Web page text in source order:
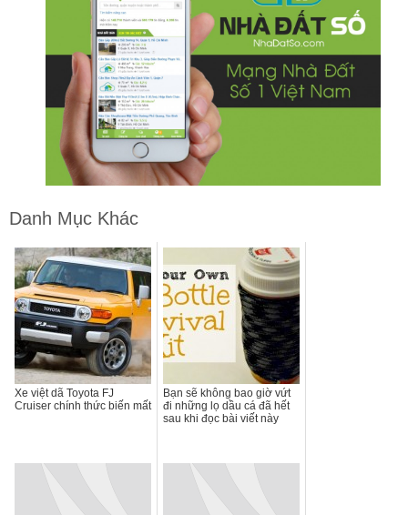
Danh Mục Khác
Xe việt dã Toyota FJ
Cruiser chính thức biến mất
Bạn sẽ không bao giờ vứt
đi những lọ dầu cá đã hết
sau khi đọc bài viết này